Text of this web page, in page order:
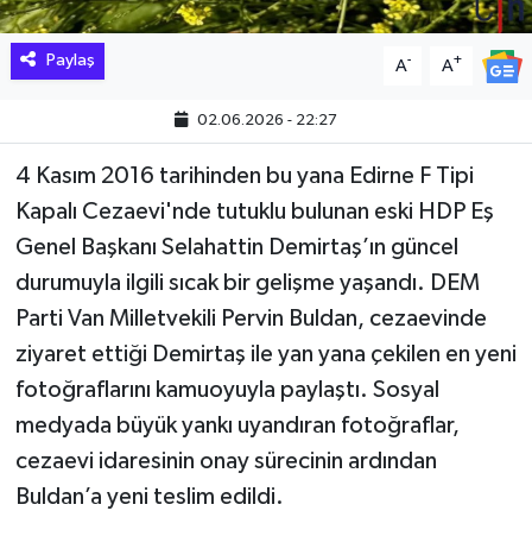
Paylaş A- A+
02.06.2026 - 22:27
4 Kasım 2016 tarihinden bu yana Edirne F Tipi
Kapalı Cezaevi'nde tutuklu bulunan eski HDP Eş
Genel Başkanı Selahattin Demirtaş’ın güncel
durumuyla ilgili sıcak bir gelişme yaşandı. DEM
Parti Van Milletvekili Pervin Buldan, cezaevinde
ziyaret ettiği Demirtaş ile yan yana çekilen en yeni
fotoğraflarını kamuoyuyla paylaştı. Sosyal
medyada büyük yankı uyandıran fotoğraflar,
cezaevi idaresinin onay sürecinin ardından
Buldan’a yeni teslim edildi.
MAGAZİN
POLİTİKA
SAĞLIK
SİYASET
SPOR
TARİH